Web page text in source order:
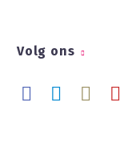
Volg ons